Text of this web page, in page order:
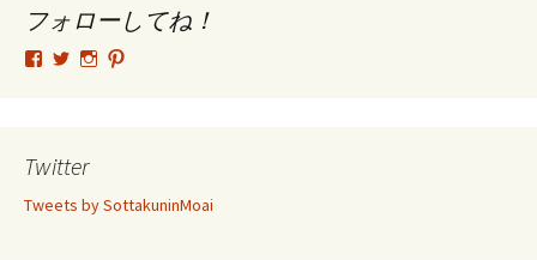
ブ
フォローしてね！
tsutomu.hattori.33
フ
ー
SottakuninMoai
フ
ー
tsutomu.hattori.33
ー ー
Twitter
Tweets by SottakuninMoai